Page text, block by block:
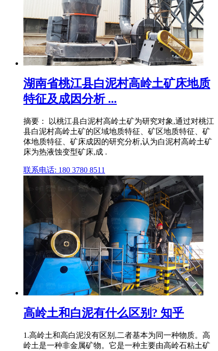
湖南省桃江县白泥村高岭土矿床地质
特征及成因分析 ...
摘要： 以桃江县白泥村高岭土矿为研究对象,通过对桃江
县白泥村高岭土矿的区域地质特征、矿区地质特征、矿
体地质特征、矿床成因的研究分析,认为白泥村高岭土矿
床为热液蚀变型矿床,成 .
联系电话: 180 3780 8511
高岭土和白泥有什么区别? 知乎
1.高岭土和高白泥没有区别,二者基本为同一种物质。高
岭土是一种非金属矿物。它是一种主要由高岭石粘土矿